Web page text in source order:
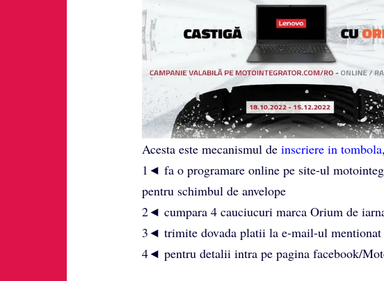
Acesta este mecanismul de inscriere in tombola
1◄ fa o programare online pe site-ul
pentru schimbul de anvelope
2◄ cumpara 4 cauciucuri marca Orium de
3◄ trimite dovada platii la e-mail-ul mentionat
4◄ pentru detalii intra pe pagina facebook/